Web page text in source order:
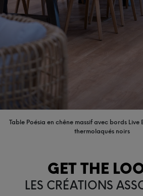
Table Poésia en chêne massif avec bords Live
thermolaqués noirs
GET THE
LES CRÉATIONS